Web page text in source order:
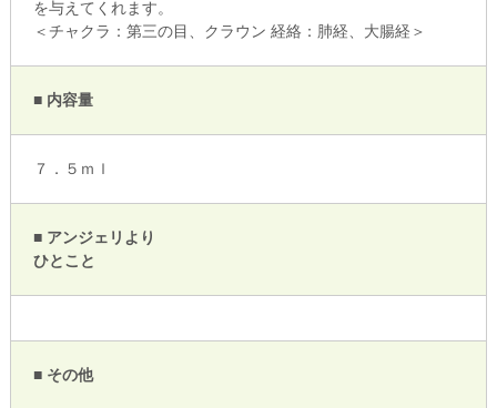
を与えてくれます。
＜チャクラ：第三の目、クラウン 経絡：肺経、大腸経＞
■ 内容量
７．５ｍｌ
■ アンジェリより
ひとこと
■ その他